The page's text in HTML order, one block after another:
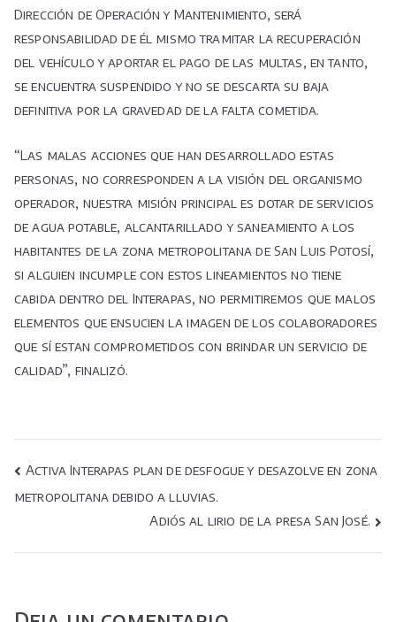
Dirección de Operación y Mantenimiento, será
responsabilidad de él mismo tramitar la recuperación
del vehículo y aportar el pago de las multas, en tanto,
se encuentra suspendido y no se descarta su baja
definitiva por la gravedad de la falta cometida.
“Las malas acciones que han desarrollado estas
personas, no corresponden a la visión del organismo
operador, nuestra misión principal es dotar de servicios
de agua potable, alcantarillado y saneamiento a los
habitantes de la zona metropolitana de San Luis Potosí,
si alguien incumple con estos lineamientos no tiene
cabida dentro del Interapas, no permitiremos que malos
elementos que ensucien la imagen de los colaboradores
que sí estan comprometidos con brindar un servicio de
calidad”, finalizó.
Navegación
de
entradas
Activa Interapas plan de desfogue y desazolve en zona
metropolitana debido a lluvias.
Adiós al lirio de la presa San José.